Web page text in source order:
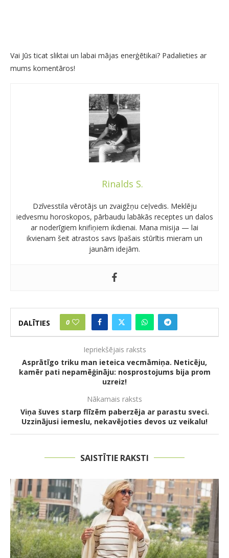
Vai Jūs ticat sliktai un labai mājas enerģētikai? Padalieties ar
mums komentāros!
Rinalds S.
Dzīvesstila vērotājs un zvaigžņu ceļvedis. Meklēju
iedvesmu horoskopos, pārbaudu labākās receptes un dalos
ar noderīgiem knifiņiem ikdienai. Mana misija — lai
ikvienam šeit atrastos savs īpašais stūrītis mieram un
jaunām idejām.
DALĪTIES 0
Iepriekšējais raksts
Asprātīgo triku man ieteica vecmāmiņa. Neticēju,
kamēr pati nepamēģināju: nosprostojums bija prom
uzreiz!
Nākamais raksts
Viņa šuves starp flīzēm paberzēja ar parastu sveci.
Uzzinājusi iemeslu, nekavējoties devos uz veikalu!
SAISTĪTIE RAKSTI